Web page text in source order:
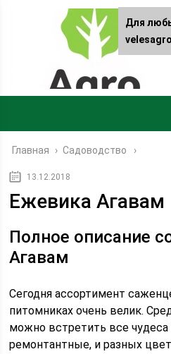
Главная › Садоводство
13.12.2018
Ежевика Агавам
Полное описание
Агавам
Сегодня ассортимент
питомниках очень велик.
можно встретить все чудеса
ремонтантные, и разных
Для